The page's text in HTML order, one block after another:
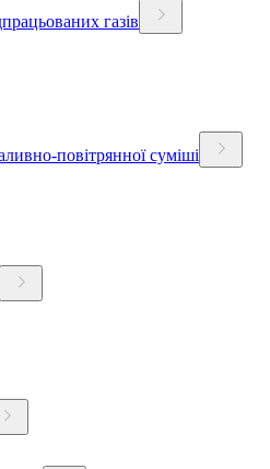
газів
повітрянної суміші